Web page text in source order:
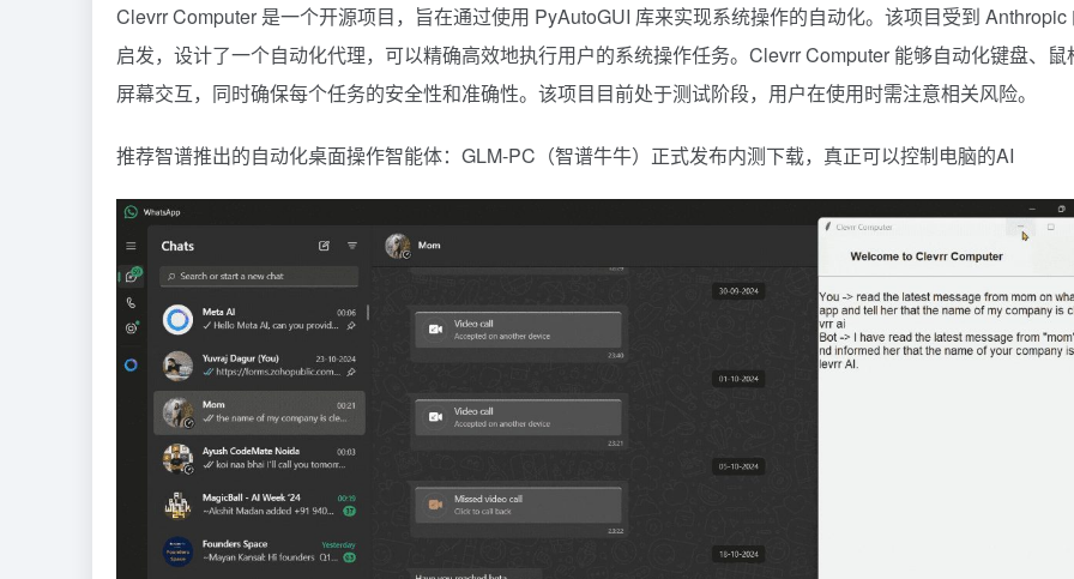
ClevrrComputer 是一个开源项目，旨在通过使用 PyAutoGUI 库来实现系统操作的自动化。该项目受到 Anthropic
启发，设计了一个自动化代理，可以精确高效地执行用户的系统操作任务。Clevrr Computer 能够自动化键盘、鼠
屏幕交互，同时确保每个任务的安全性和准确性。该项目目前处于测试阶段，用户在使用时需注意相关风险。
推荐智谱推出的自动化桌面操作智能体： GLM-PC（智谱牛牛）正式发布内测下载，真正可以控制电脑的AI